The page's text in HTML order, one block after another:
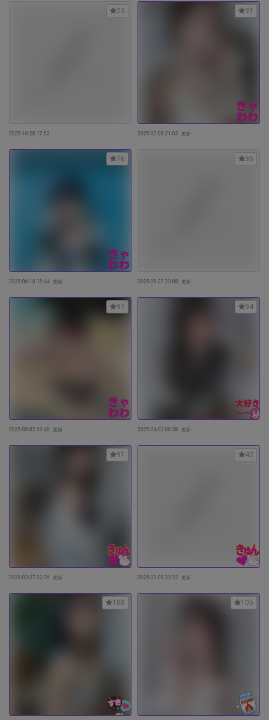
2025-10-28 17:52
23
2025-07-08 21:03 更新
91
2025-06-10 15:44 更新
76
2025-05-27 23:08 更新
36
2025-05-02 09:46 更新
97
2025-04-03 00:38 更新
94
2025-03-27 02:36 更新
91
2025-03-09 21:22 更新
42
108 105